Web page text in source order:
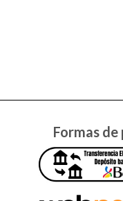
Formas de